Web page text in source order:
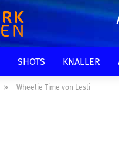
SHOTS KNALLER
» Wheelie Time von Lesli